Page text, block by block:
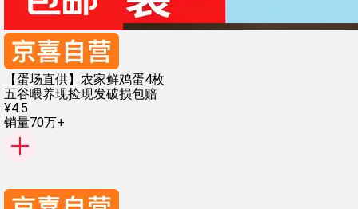
【蛋场直供】农家鲜鸡蛋4枚
五谷喂养现捡现发破损包赔
¥4.5
销量70万+